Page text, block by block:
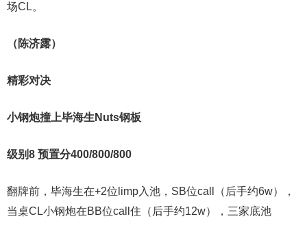
场CL。
（陈济露）
精彩对决
小钢炮撞上毕海生Nuts钢板
级别8 预置分400/800/800
翻牌前，毕海生在+2位limp入池，SB位call（后手约6w），
当桌CL小钢炮在BB位call住（后手约12w），三家底池